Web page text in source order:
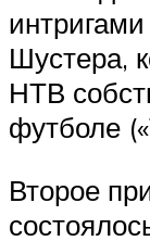
Шустера,
НТВ
футболе
Второе